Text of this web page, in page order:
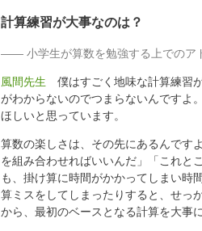
計算練習が大事なのは？
小学生が算数を勉強する上でのア
風間先生 僕はすごく地味な計算練習
がわからないのでつまらないんですよ
ほしいと思っています。
算数の楽しさは、その先にあるんです
を組み合わせればいいんだ」「これと
も、掛け算に時間がかかってしまい時
算ミスをしてしまったりすると、せっ
から、最初のベースとなる計算を大事